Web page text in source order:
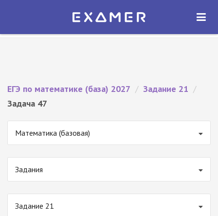
Экзамер — ЕГЭ 2027
ОТКРЫТЬ
ЕГЭ по математике (база) 2027 / Задание 21 /
Задача 47
Математика (базовая)
Задания
Задание 21